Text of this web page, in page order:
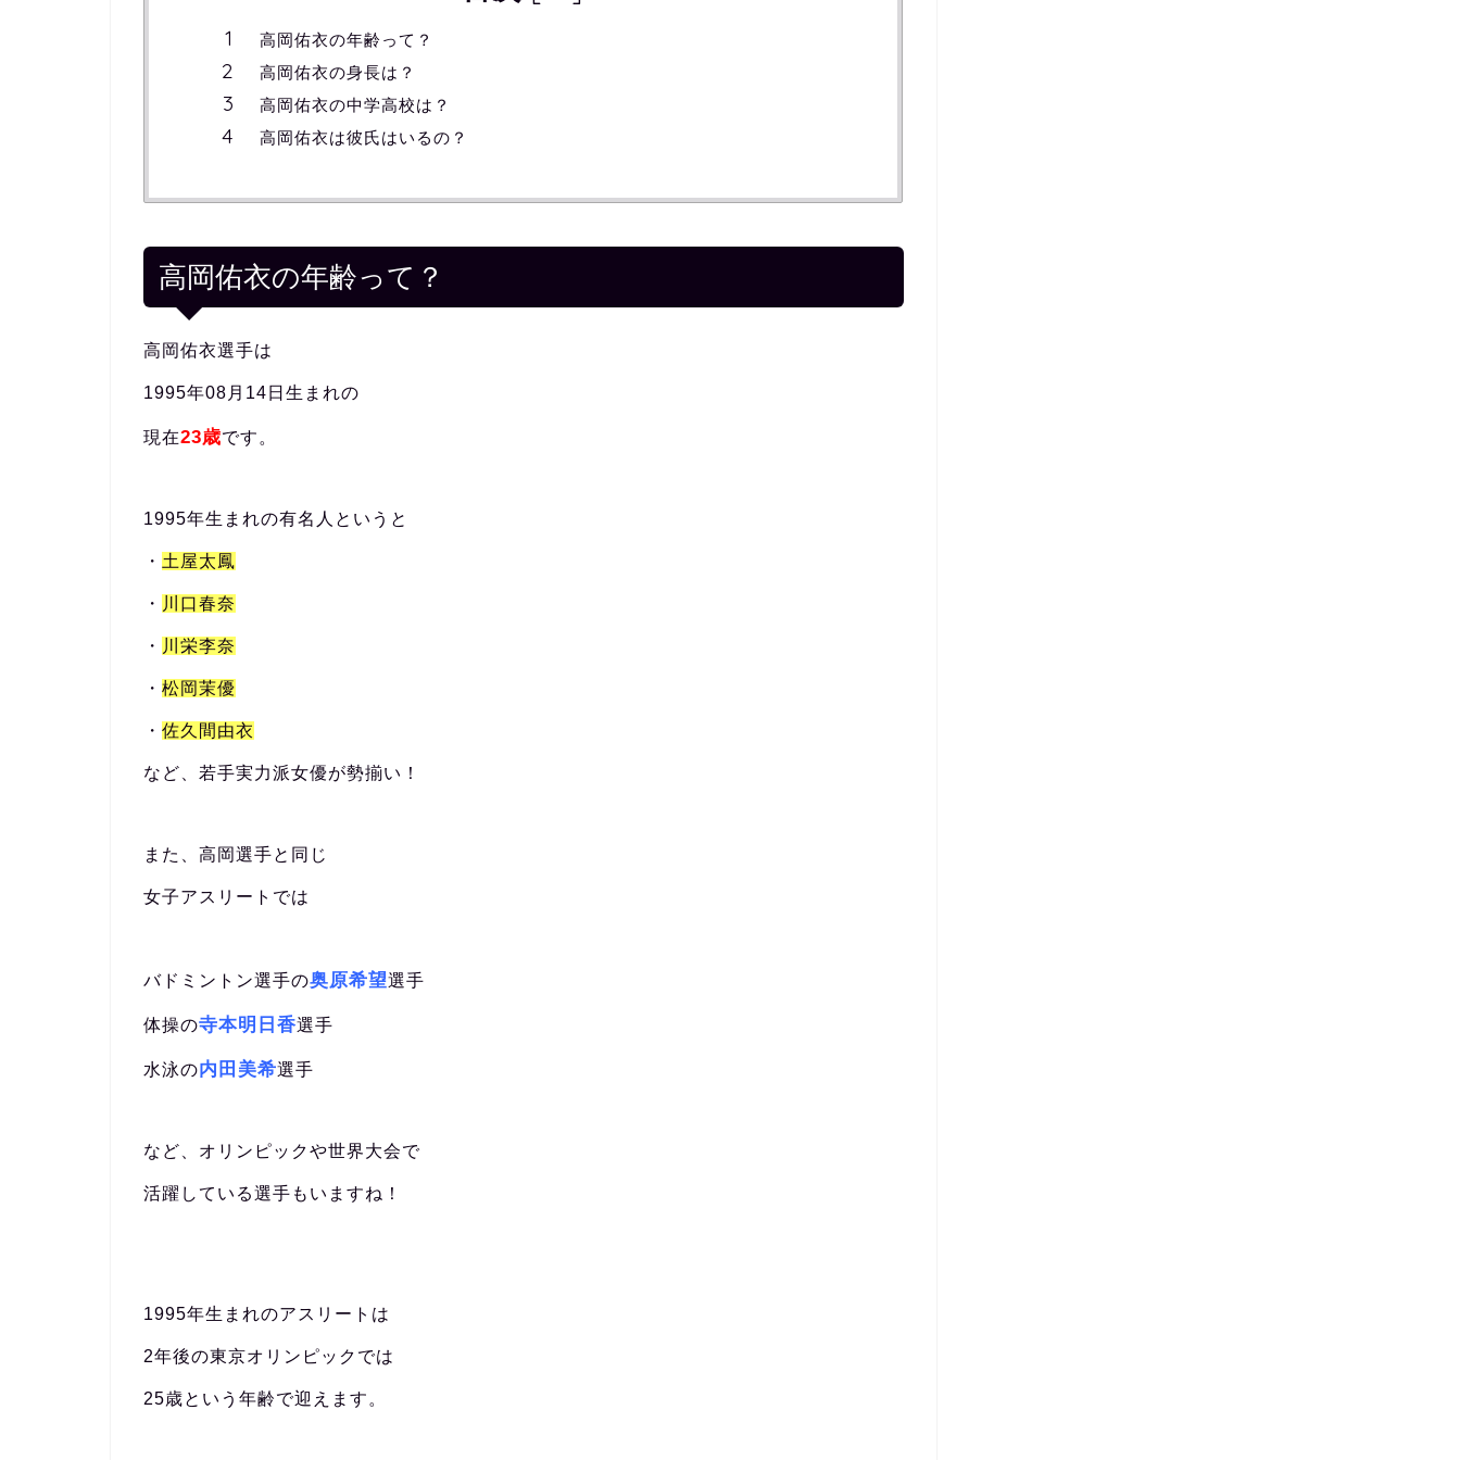
高岡佑衣の年齢って？
高岡佑衣の身長は？
高岡佑衣の中学高校は？
高岡佑衣は彼氏はいるの？
高岡佑衣の年齢って？
高岡佑衣選手は
1995年08月14日生まれの
現在23歳です。
1995年生まれの有名人というと
・ 土屋太鳳
・ 川口春奈
・ 川栄李奈
・ 松岡茉優
・ 佐久間由衣
など、若手実力派女優が勢揃い！
また、高岡選手と同じ
女子アスリートでは
バドミントン選手の奥原希望選手
体操の寺本明日香選手
水泳の内田美希選手
など、オリンピックや世界大会で
活躍している選手もいますね！
1995年生まれのアスリートは
2年後の東京オリンピックでは
25歳という年齢で迎えます。